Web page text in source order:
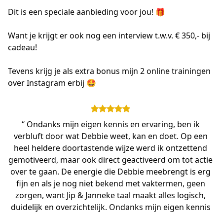
Dit is een speciale aanbieding voor jou! 🎁
Want je krijgt er ook nog een interview t.w.v. € 350,- bij
cadeau!
Tevens krijg je als extra bonus mijn 2 online trainingen
over Instagram erbij 🤩
“ Ondanks mijn eigen kennis en ervaring, ben ik
verbluft door wat Debbie weet, kan en doet. Op een
heel heldere doortastende wijze werd ik ontzettend
gemotiveerd, maar ook direct geactiveerd om tot actie
over te gaan. De energie die Debbie meebrengt is erg
fijn en als je nog niet bekend met vaktermen, geen
zorgen, want Jip & Janneke taal maakt alles logisch,
duidelijk en overzichtelijk. Ondanks mijn eigen kennis